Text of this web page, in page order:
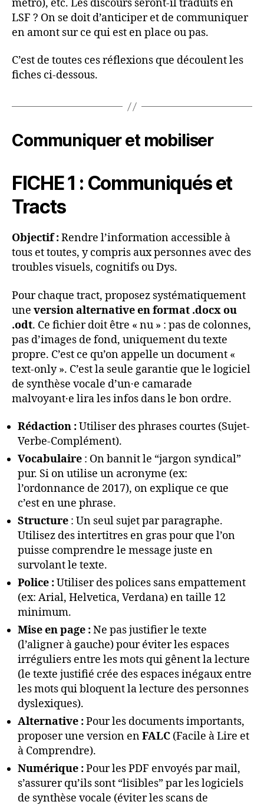
métro), etc. Les discours seront-il traduits en
LSF ? On se doit d’anticiper et de communiquer
en amont sur ce qui est en place ou pas.
C’est de toutes ces réflexions que découlent les
fiches ci-dessous.
Communiquer et mobiliser
FICHE 1 : Communiqués et
Tracts
Objectif :Rendre l’information accessible à
tous et toutes, y compris aux personnes avec des
troubles visuels, cognitifs ou Dys.
Pour chaque tract, proposez systématiquement
une version alternative en format .docx ou
.odt. Ce fichier doit être « nu » : pas de colonnes,
pas d’images de fond, uniquement du texte
propre. C’est ce qu’on appelle un document «
text-only ». C’est la seule garantie que le logiciel
de synthèse vocale d’un·e camarade
malvoyant·e lira les infos dans le bon ordre.
Rédaction :Utiliser des phrases courtes (Sujet-
Verbe-Complément).
Vocabulaire : On bannit le “jargon syndical”
pur. Si on utilise un acronyme (ex:
l’ordonnance de 2017), on explique ce que
c’est en une phrase.
Structure : Un seul sujet par paragraphe.
Utilisez des intertitres en gras pour que l’on
puisse comprendre le message juste en
survolant le texte.
Police :Utiliser des polices sans empattement
(ex: Arial, Helvetica, Verdana) en taille 12
minimum.
Mise en page :Ne pas justifier le texte
(l’aligner à gauche) pour éviter les espaces
irréguliers entre les mots qui gênent la lecture
(le texte justifié crée des espaces inégaux entre
les mots qui bloquent la lecture des personnes
dyslexiques).
Alternative :Pour les documents importants,
proposer une version enFALC (Facile à Lire et
à Comprendre).
Numérique :Pour les PDF envoyés par mail,
s’assurer qu’ils sont “lisibles” par les logiciels
de synthèse vocale (éviter les scans de